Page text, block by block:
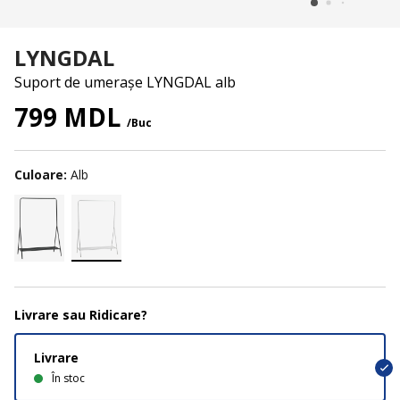
LYNGDAL
Suport de umerașe LYNGDAL alb
799 MDL /Buc
Culoare: Alb
Livrare sau Ridicare?
Livrare
În stoc